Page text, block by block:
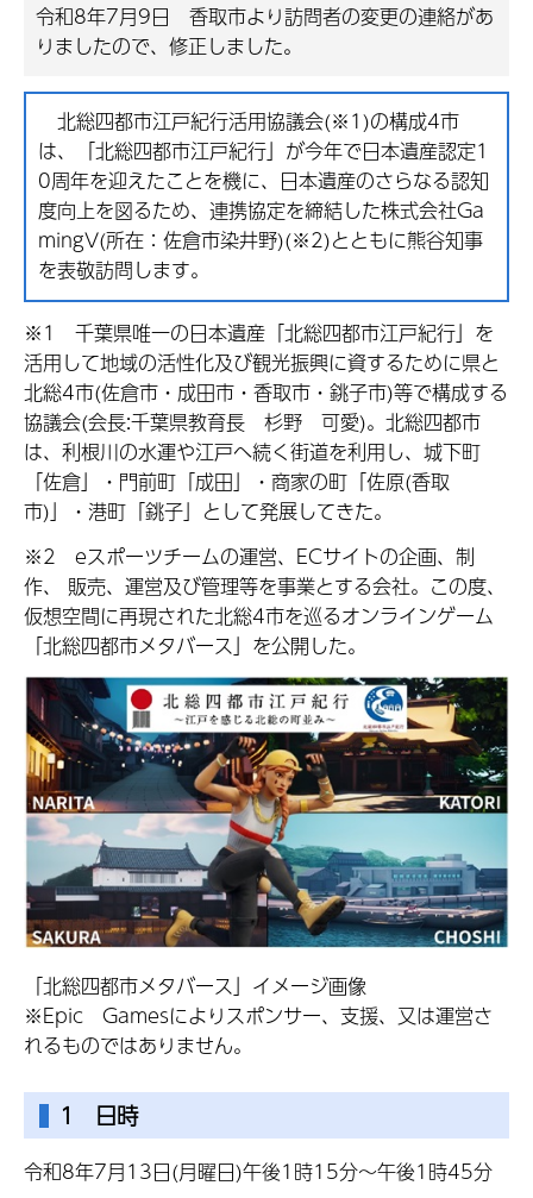
令和8年7月9日 香取市より訪問者の変更の連絡があ
りましたので、修正しました。
北総四都市江戸紀行活用協議会(※1)の構成4市
は、「北総四都市江戸紀行」が今年で日本遺産認定1
0周年を迎えたことを機に、日本遺産のさらなる認知
度向上を図るため、連携協定を締結した株式会社Ga
mingV(所在：佐倉市染井野)(※2)とともに熊谷知事
を表敬訪問します。
※1 千葉県唯一の日本遺産「北総四都市江戸紀行」を
活用して地域の活性化及び観光振興に資するために県と
北総4市(佐倉市・成田市・香取市・銚子市)等で構成する
協議会(会長:千葉県教育長 杉野 可愛)。北総四都市
は、利根川の水運や江戸へ続く街道を利用し、城下町
「佐倉」・門前町「成田」・商家の町「佐原(香取
市)」・港町「銚子」として発展してきた。
※2 eスポーツチームの運営、ECサイトの企画、制
作、 販売、運営及び管理等を事業とする会社。この度、
仮想空間に再現された北総4市を巡るオンラインゲーム
「北総四都市メタバース」を公開した。
「北総四都市メタバース」イメージ画像
※Epic Gamesによりスポンサー、支援、又は運営さ
れるものではありません。
1 日時
令和8年7月13日(月曜日)午後1時15分～午後1時45分